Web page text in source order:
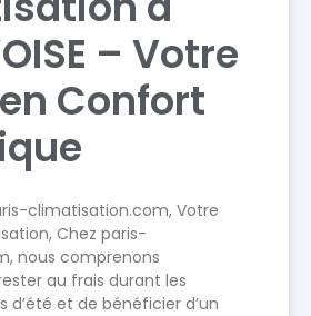
– Votre
Confort
climatisation.com, Votre
Chez paris-
nous comprenons
au frais durant les
d’été et de bénéficier d’un